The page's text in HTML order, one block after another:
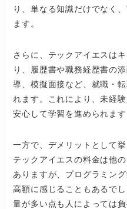
り、単なる知識だけでなく
ます。
さらに、テックアイエスは
り、履歴書や職務経歴書の
導、模擬面接など、就職・
れます。これにより、未経
安心して学習を進められます
一方で、デメリットとして
テックアイエスの料金は他
ありますが、プログラミン
高額に感じることもあるで
量が多い点も人によっては